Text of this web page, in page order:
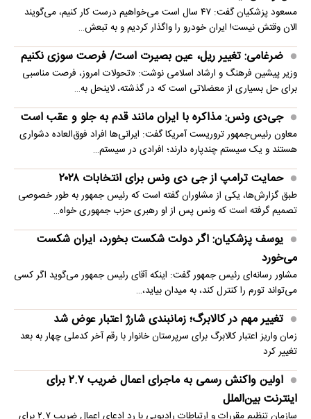
مسعود پزشکیان گفت: ۴۷ سال است می‌خواهیم درست کار کنیم، می‌گویند
الان وقتش نیست! ایران خودرو را واگذار کردیم و به تبعش…
ضرغامی: تغییر ریل، عین بصیرت است/ فرصت سوزی نکنیم
وزیر پیشین فرهنگ و ارشاد اسلامی نوشت: «تحولات امروز، فرصت مناسبی
برای حل بسیاری از معضلاتی‌ است که در گذشته، لاینحل به…
جی‌دی ونس: مذاکره با ایران مانند قدم به جلو و عقب است
معاون رئیس‌جمهور تروریست آمریکا گفت: ایرانی‌ها افراد فوق‌العاده دشواری
هستند و یک سیستم چندپاره دارند؛ افرادی در سیستم…
حمایت ترامپ از جی دی ونس برای انتخابات ۲۰۲۸
طبق گزارش‌ها، یکی از مشاوران گفته است که رئیس جمهور به طور خصوصی
تصمیم گرفته است که ونس پس از او رهبری حزب جمهوری خواه…
یوسف پزشکیان: اگر دولت شکست بخورد، ایران شکست
می‌خورد
مشاور رسانه‌ای رئیس جمهور گفت: اینکه آقای رئیس جمهور می‌گوید اگر کسی
می‌تواند تورم را کنترل کند، به میدان بیاید،…
تغییر مهم در کالابرگ؛ زمانبندی‌ شارژ اعتبار عوض شد
زمان واریز اعتبار کالابرگ برای سرپرستان خانوار با رقم آخر کدملی چهار به بعد
تغییر کرد
اولین واکنش رسمی به ماجرای اعمال ضریب ۲.۷ برای
اینترنت بین‌الملل